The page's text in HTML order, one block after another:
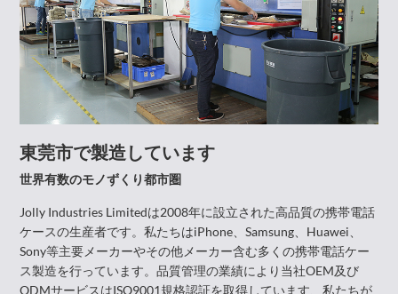
東莞市で製造しています
世界有数のモノずくり都市圏
Jolly Industries Limitedは2008年に設立された高品質の携帯電話
ケースの生産者です。私たちはiPhone、Samsung、Huawei、
Sony等主要メーカーやその他メーカー含む多くの携帯電話ケー
ス製造を行っています。品質管理の業績により当社OEM及び
ODMサービスはISO9001規格認証を取得しています、私たちが